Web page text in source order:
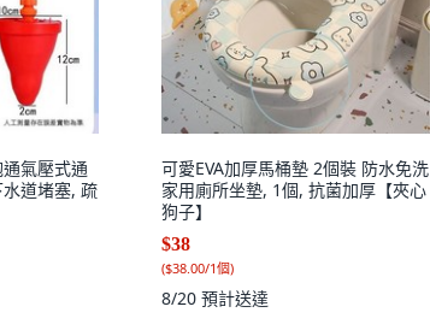
氣壓式通
道堵塞, 疏
可愛EVA加厚馬桶墊 2個裝 防水免洗
家用廁所坐墊, 1個, 抗菌加厚【夾心
狗子】
$38
($38.00/1個)
8/20 預計送達